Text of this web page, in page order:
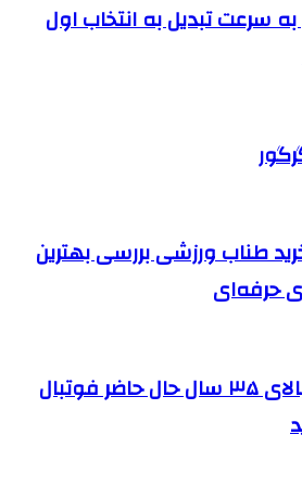
به ‌سرعت تبدیل به انتخاب اول
طناب ورزشی بررسی بهترین
حرفه‌ای
با ۱۵ بازیکن برتر بالای ۳۵ سال حال حاضر فوتبال